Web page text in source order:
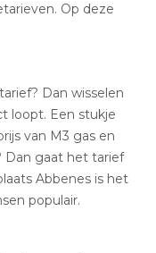
Op deze
Dan wisselen
loopt. Een stukje
van M3 gas en
Dan gaat het tarief
Abbenes is het
populair.